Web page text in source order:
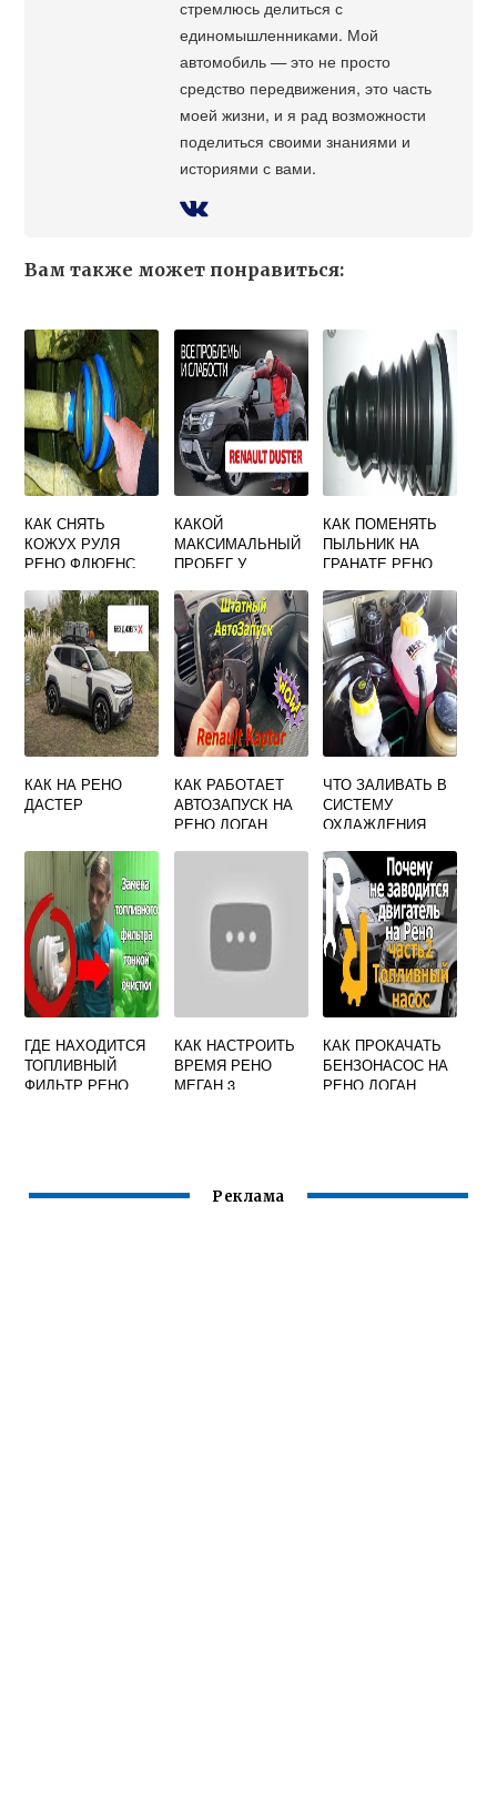
стремлюсь делиться с
единомышленниками. Мой
автомобиль — это не просто
средство передвижения, это часть
моей жизни, и я рад возможности
поделиться своими знаниями и
историями с вами.
Вам также может понравиться:
КАК СНЯТЬ
КОЖУХ РУЛЯ
РЕНО ФЛЮЕНС
КАКОЙ
МАКСИМАЛЬНЫЙ
ПРОБЕГ У
РЕНО ДАСТЕР
КАК ПОМЕНЯТЬ
ПЫЛЬНИК НА
ГРАНАТЕ РЕНО
СТОРОНЫ ВИДЕО
КАК НА РЕНО
ДАСТЕР
КАК РАБОТАЕТ
АВТОЗАПУСК НА
РЕНО ЛОГАН
ЧТО ЗАЛИВАТЬ В
СИСТЕМУ
ОХЛАЖДЕНИЯ
ГДЕ НАХОДИТСЯ
ТОПЛИВНЫЙ
ФИЛЬТР РЕНО
КАК НАСТРОИТЬ
ВРЕМЯ РЕНО
МЕГАН 3
КАК ПРОКАЧАТЬ
БЕНЗОНАСОС НА
РЕНО ЛОГАН
Реклама